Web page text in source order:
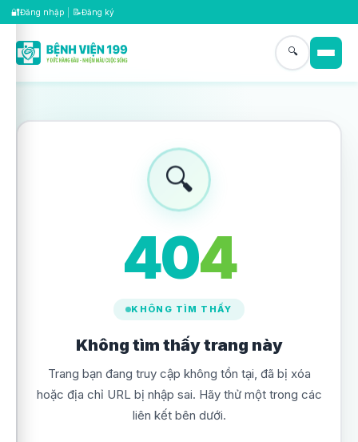
🔐Đăng nhập 📝Đăng ký
🔍
🔍
404
KHÔNG TÌM THẤY
Không tìm thấy trang này
Trang bạn đang truy cập không tồn tại, đã bị xóa
hoặc địa chỉ URL bị nhập sai. Hãy thử một trong các
liên kết bên dưới.